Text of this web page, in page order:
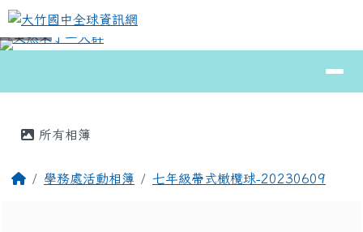
跳至主內容區
大竹國中全球資訊網
⏸
所有相簿
回首頁學務處活動相簿 七年級帶式橄欖球-20230609